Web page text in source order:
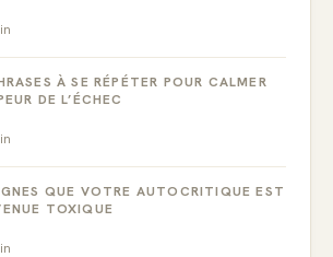
À SE RÉPÉTER POUR CALMER
DE L’ÉCHEC
QUE VOTRE AUTOCRITIQUE EST
TOXIQUE